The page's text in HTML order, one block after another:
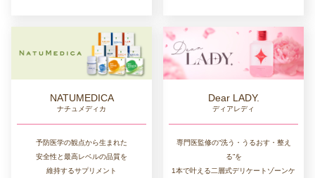
NATUMEDICA
ナチュメディカ
予防医学の観点から生まれた
安全性と最高レベルの品質を
維持するサプリメント
Dear LADY.
ディアレディ
専門医監修の“洗う・うるおす・整え
る”を
1本で叶える二層式デリケートゾーンケ